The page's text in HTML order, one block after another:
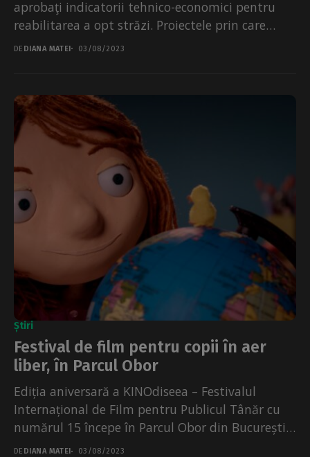
aprobaţi indicatorii tehnico-economici pentru
reabilitarea a opt străzi. Proiectele prin care
urmează să fie realizate...
DE DIANA MATEI 03/08/2023
Știri
Festival de film pentru copii în aer
liber, în Parcul Obor
Ediția aniversară a KINOdiseea – Festivalul
Internațional de Film pentru Publicul Tânăr cu
numărul 15 începe în Parcul Obor din București.
Evenimentul va...
DE DIANA MATEI 03/08/2023